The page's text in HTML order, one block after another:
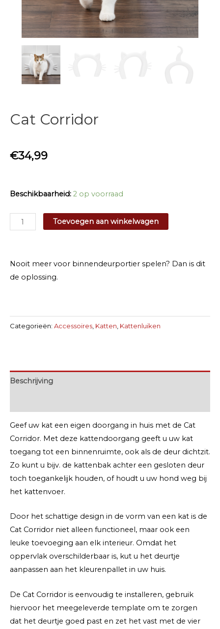
Cat Corridor
€34,99
Beschikbaarheid: 2 op voorraad
Corridor
Toevoegen aan winkelwagen
Nooit meer voor binnendeurportier spelen? Dan is dit
de oplossing.
Categorieën: Accessoires Katten Kattenluiken
Beschrijving
Geef uw kat een eigen doorgang in huis met de Cat
Corridor. Met deze kattendoorgang geeft u uw kat
toegang tot een binnenruimte, ook als de deur dichtzit.
Zo kunt u bijv. de kattenbak achter een gesloten deur
toch toegankelijk houden, of houdt u uw hond weg bij
het kattenvoer.
Door het schattige design in de vorm van een kat is de
Cat Corridor niet alleen functioneel, maar ook een
leuke toevoeging aan elk interieur. Omdat het
oppervlak overschilderbaar is, kut u het deurtje
aanpassen aan het kleurenpallet in uw huis.
De Cat Corridor is eenvoudig te installeren, gebruik
hiervoor het meegeleverde template om te zorgen
dat het deurtje goed past en zet het vast met de vier